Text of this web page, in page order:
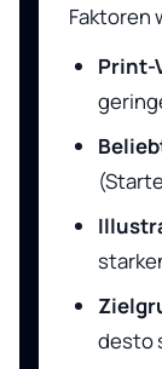
Faktoren
Print-
desto